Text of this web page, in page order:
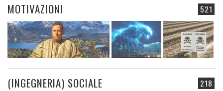
521
MOTIVAZIONI
218
(INGEGNERIA) SOCIALE